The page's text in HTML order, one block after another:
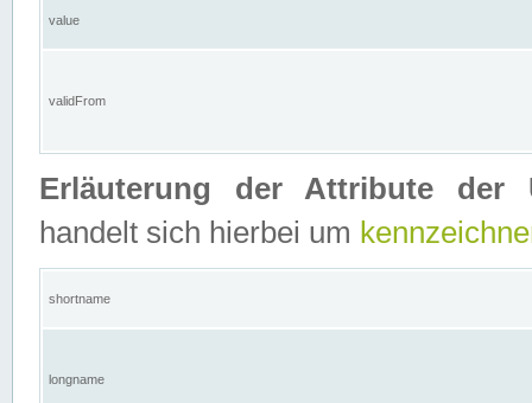
value
validFrom
Erläuterung der Attribute der
handelt sich hierbei um
shortname
longname